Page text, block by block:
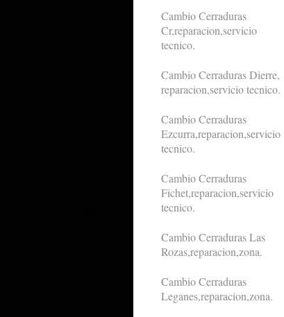
Cambio Cerraduras
Cr,reparacion,servicio
tecnico.
Cambio Cerraduras Dierre,
reparacion,servicio tecnico.
Cambio Cerraduras
Ezcurra,reparacion,servicio
tecnico.
Cambio Cerraduras
Fichet,reparacion,servicio
tecnico.
Cambio Cerraduras Las
Rozas,reparacion,zona.
Cambio Cerraduras
Leganes,reparacion,zona.